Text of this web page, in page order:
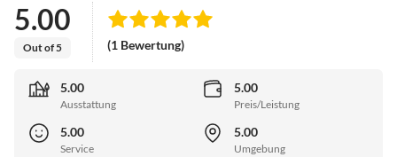
5.00
Out of 5 (1 Bewertung)
5.00
Ausstattung
5.00
Preis/Leistung
5.00
Service
5.00
Umgebung